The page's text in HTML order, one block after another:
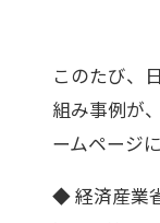
このたび、
組み事例が
ームページ
◆ 経済産業